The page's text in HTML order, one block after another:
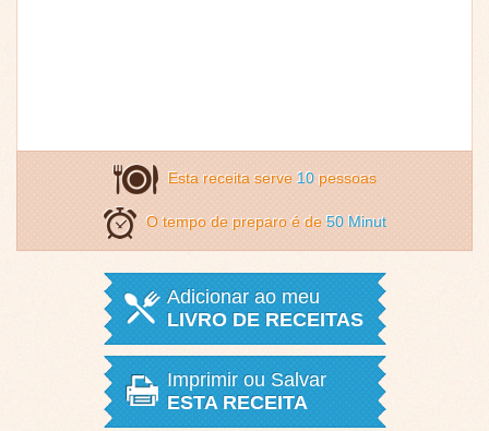
Esta receita serve 10 pessoas
O tempo de preparo é de 50 Minut
Adicionar ao meu
LIVRO DE RECEITAS
Imprimir ou Salvar
ESTA RECEITA